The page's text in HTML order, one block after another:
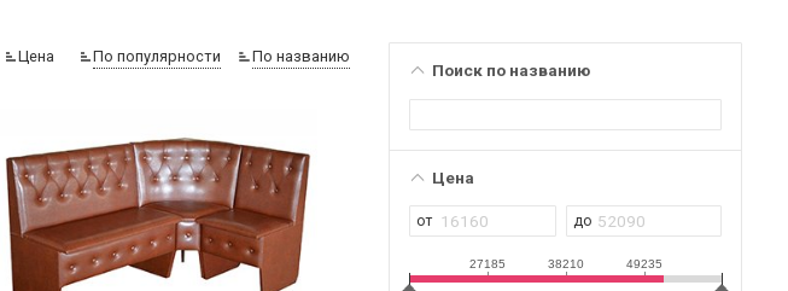
Поиск по названию
Цена
27185 38210 49235
Цена По популярности По названию